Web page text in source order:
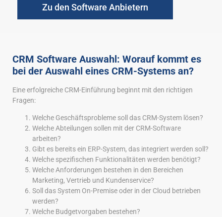
Zu den Software Anbietern
CRM Software Auswahl: Worauf kommt es
bei der Auswahl eines CRM-Systems an?
Eine erfolgreiche CRM-Einführung beginnt mit den richtigen
Fragen:
Welche Geschäftsprobleme soll das CRM-System lösen?
Welche Abteilungen sollen mit der CRM-Software
arbeiten?
Gibt es bereits ein ERP-System, das integriert werden soll?
Welche spezifischen Funktionalitäten werden benötigt?
Welche Anforderungen bestehen in den Bereichen
Marketing, Vertrieb und Kundenservice?
Soll das System On-Premise oder in der Cloud betrieben
werden?
Welche Budgetvorgaben bestehen?